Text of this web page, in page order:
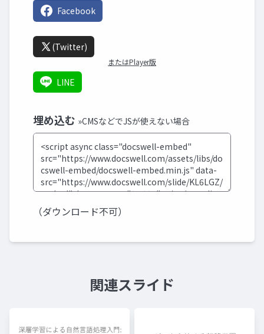
Facebook
(Twitter)
またはPlayer版
LINE
埋め込む »CMSなどでJSが使えない場合
（ダウンロード不可）
関連スライド